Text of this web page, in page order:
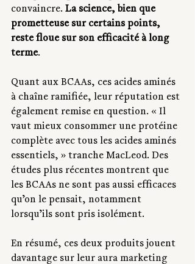
convaincre. La science, bien que
prometteuse sur certains points,
reste floue sur son efficacité à long
terme.
Quant aux BCAAs, ces acides aminés
à chaîne ramifiée, leur réputation est
également remise en question. « Il
vaut mieux consommer une protéine
complète avec tous les acides aminés
essentiels, » tranche MacLeod. Des
études plus récentes montrent que
les BCAAs ne sont pas aussi efficaces
qu’on le pensait, notamment
lorsqu’ils sont pris isolément.
En résumé, ces deux produits jouent
davantage sur leur aura marketing